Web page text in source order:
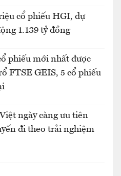
cổ phiếu HGI, dự
1.139 tỷ đồng
phiếu mới nhất được
FTSE GEIS, 5 cổ phiếu
ngày càng ưu tiên
đi theo trải nghiệm